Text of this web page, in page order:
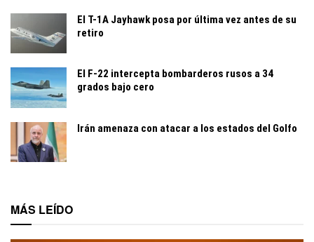
El T-1A Jayhawk posa por última vez antes de su
retiro
El F-22 intercepta bombarderos rusos a 34
grados bajo cero
Irán amenaza con atacar a los estados del Golfo
MÁS LEÍDO